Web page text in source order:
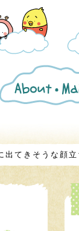
き
み
葱
ィ
ー
ル
出てきそうな顔立